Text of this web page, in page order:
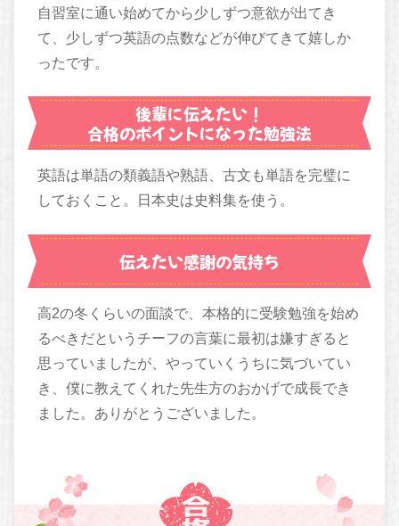
自習室に通い始めてから少しずつ意欲が出てき
て、少しずつ英語の点数などが伸びてきて嬉しか
ったです。
後輩に伝えたい！
合格のポイントになった勉強法
英語は単語の類義語や熟語、古文も単語を完璧に
しておくこと。日本史は史料集を使う。
伝えたい感謝の気持ち
高2の冬くらいの面談で、本格的に受験勉強を始め
るべきだというチーフの言葉に最初は嫌すぎると
思っていましたが、やっていくうちに気づいてい
き、僕に教えてくれた先生方のおかげで成長でき
ました。ありがとうございました。